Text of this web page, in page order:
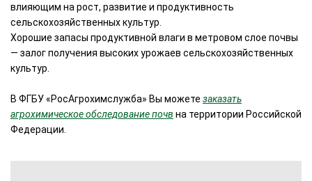
влияющим на рост, развитие и продуктивность
сельскохозяйственных культур.
Хорошие запасы продуктивной влаги в метровом слое почвы
— залог получения высоких урожаев сельскохозяйственных
культур.
В ФГБУ «РосАгрохимслужба» Вы можете заказать
агрохимическое обследование почв на территории Российской
Федерации.